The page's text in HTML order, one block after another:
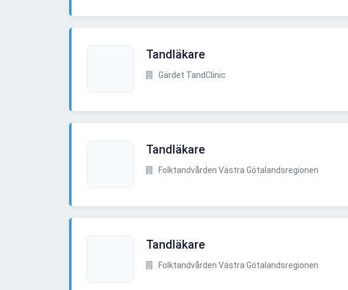
Tandläkare
Gärdet TandClinic
Tandläkare
Folktandvården Västra Götalandsregionen
Tandläkare
Folktandvården Västra Götalandsregionen